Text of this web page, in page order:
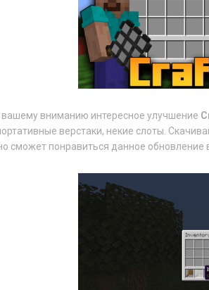
вниманию интересное улучшение
верстаки, некие слоты.
сможет понравиться данное обновление